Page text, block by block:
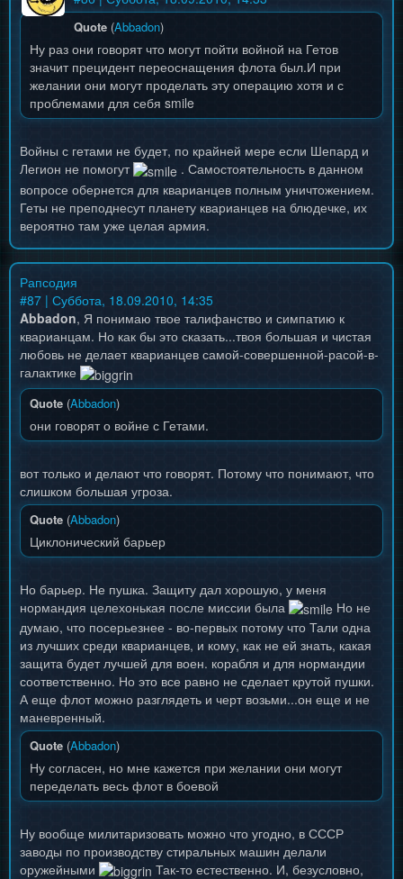
Quote (Abbadon)
Ну раз они говорят что могут пойти войной на Гетов
значит прецидент переоснащения флота был.И при
желании они могут проделать эту операцию хотя и с
проблемами для себя smile
Войны с гетами не будет, по крайней мере если Шепард и
Легион не помогут
. Самостоятельность в данном
вопросе обернется для кварианцев полным уничтожением.
Геты не преподнесут планету кварианцев на блюдечке, их
вероятно там уже целая армия.
Рапсодия
#87 | Суббота, 18.09.2010, 14:35
Abbadon, Я понимаю твое талифанство и симпатию к
кварианцам. Но как бы это сказать...твоя большая и чистая
любовь не делает кварианцев самой-совершенной-расой-в-
галактике
Quote (Abbadon)
они говорят о войне с Гетами.
вот только и делают что говорят. Потому что понимают, что
слишком большая угроза.
Quote (Abbadon)
Циклонический барьер
Но барьер. Не пушка. Защиту дал хорошую, у меня
нормандия целехонькая после миссии была
Но не
думаю, что посерьезнее - во-первых потому что Тали одна
из лучших среди кварианцев, и кому, как не ей знать, какая
защита будет лучшей для воен. корабля и для нормандии
соответственно. Но это все равно не сделает крутой пушки.
А еще флот можно разглядеть и черт возьми...он еще и не
маневренный.
Quote (Abbadon)
Ну согласен, но мне кажется при желании они могут
переделать весь флот в боевой
Ну вообще милитаризовать можно что угодно, в СССР
заводы по производству стиральных машин делали
оружейными
Так-то естественно. И, безусловно,